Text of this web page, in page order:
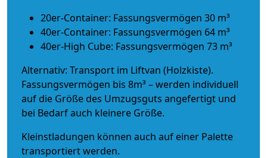
20er-Container: Fassungsvermögen 30 m³
40er-Container: Fassungsvermögen 64 m³
40er-High Cube: Fassungsvermögen 73 m³
Alternativ: Transport im Liftvan (Holzkiste).
Fassungsvermögen bis 8m³ – werden individuell
auf die Größe des Umzugsguts angefertigt und
bei Bedarf auch kleinere Größe.
Kleinstladungen können auch auf einer Palette
transportiert werden.